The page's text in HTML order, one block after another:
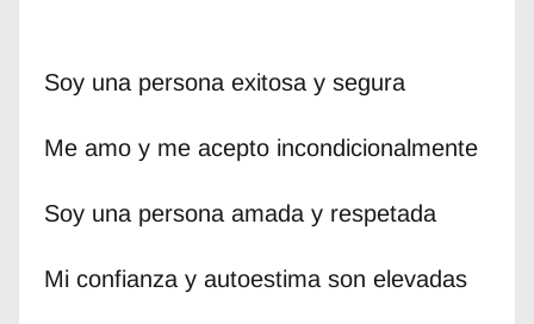
Soy una persona exitosa y segura
Me amo y me acepto incondicionalmente
Soy una persona amada y respetada
Mi confianza y autoestima son elevadas